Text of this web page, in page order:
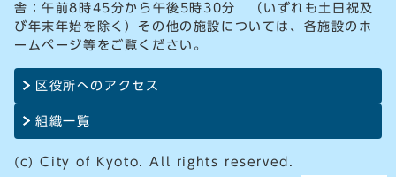
舎：午前8時45分から午後5時30分 （いずれも土日祝及
び年末年始を除く）その他の施設については、各施設のホ
ームページ等をご覧ください。
区役所へのアクセス
組織一覧
(c) City of Kyoto. All rights reserved.